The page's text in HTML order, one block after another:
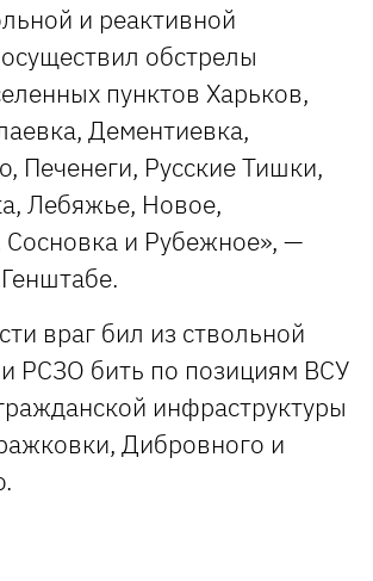
и реактивной
обстрелы
пунктов Харьков,
Дементиевка,
Печенеги, Русские Тишки,
Лебяжье, Новое,
Сосновка и Рубежное», —
враг бил из ствольной
РСЗО бить по позициям ВСУ
инфраструктуры
Дибровного и